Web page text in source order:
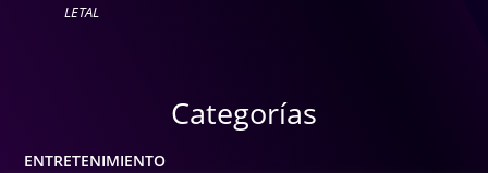
LETAL
Categorías
ENTRETENIMIENTO